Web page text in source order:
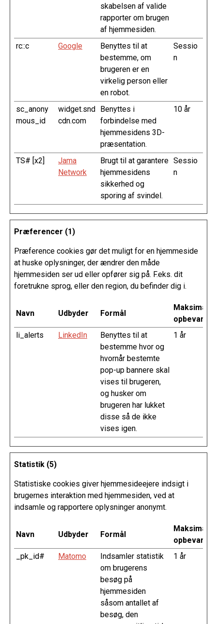
skabelsen af valide
rapporter om brugen
af hjemmesiden.
rc::c Google
Benyttes til at
bestemme, om
brugeren er en
virkelig person eller
en robot.
Sessio
n
sc_anony
mous_id
widget.snd
cdn.com
Benyttes i
forbindelse med
hjemmesidens 3D-
præsentation.
10 år
TS# [x2]
Jama
Network
Brugt til at garantere
hjemmesidens
sikkerhed og
sporing af svindel.
Sessio
n
Præferencer (1)
Præference cookies gør det muligt for en hjemmeside
at huske oplysninger, der ændrer den måde
hjemmesiden ser ud eller opfører sig på. F.eks. dit
foretrukne sprog, eller den region, du befinder dig i.
Navn Udbyder Formål
Maksimal
li_alerts
LinkedIn
Benyttes til at
bestemme hvor og
hvornår bestemte
pop-up bannere skal
vises til brugeren,
og husker om
brugeren har lukket
disse så de ikke
vises igen.
1 år
Statistik (5)
Statistiske cookies giver hjemmesideejere indsigt i
brugernes interaktion med hjemmesiden, ved at
indsamle og rapportere oplysninger anonymt.
Navn Udbyder Formål
Maksimal
_pk_id#
Matomo
Indsamler statistik
om brugerens
besøg på
hjemmesiden
såsom antallet af
besøg, den
1 år